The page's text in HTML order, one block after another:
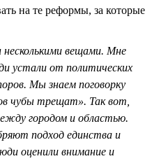
на те реформы, за которые
несколькими вещами. Мне
устали от политических
Мы знаем поговорку
чубы трещат». Так вот,
городом и областью.
подход единства и
оценили внимание и